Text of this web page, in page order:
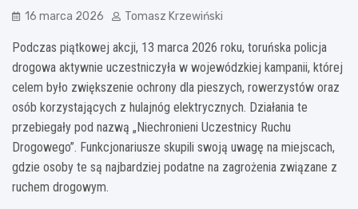
16 marca 2026 Tomasz Krzewiński
Podczas piątkowej akcji, 13 marca 2026 roku, toruńska policja
drogowa aktywnie uczestniczyła w wojewódzkiej kampanii, której
celem było zwiększenie ochrony dla pieszych, rowerzystów oraz
osób korzystających z hulajnóg elektrycznych. Działania te
przebiegały pod nazwą „Niechronieni Uczestnicy Ruchu
Drogowego”. Funkcjonariusze skupili swoją uwagę na miejscach,
gdzie osoby te są najbardziej podatne na zagrożenia związane z
ruchem drogowym.